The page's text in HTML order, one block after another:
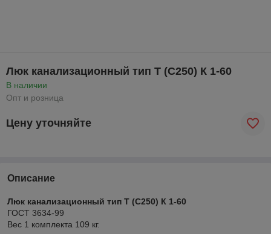
Люк канализационный тип Т (С250) К 1-60
В наличии
Опт и розница
Цену уточняйте
Описание
Люк канализационный тип Т (С250) К 1-60
ГОСТ 3634-99
Вес 1 комплекта 109 кг.